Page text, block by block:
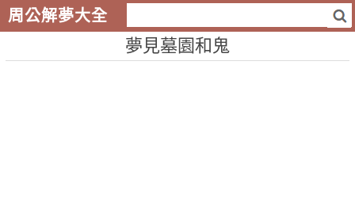
周公解夢大全
夢見墓園和鬼